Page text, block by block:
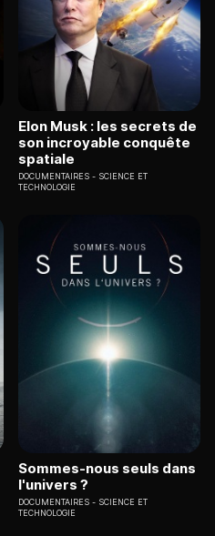
Elon Musk : les secrets de
son incroyable conquête
spatiale
DOCUMENTAIRES
SCIENCE ET
TECHNOLOGIE
Sommes-nous seuls dans
l'univers ?
DOCUMENTAIRES
SCIENCE ET
TECHNOLOGIE